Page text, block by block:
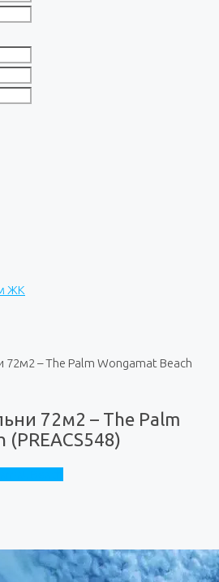
ЖК
72м2 – The Palm Wongamat Beach
72м2 – The Palm
(PREACS548)